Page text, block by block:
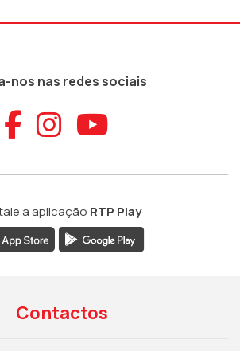
nos nas redes sociais
Aceder ao
Aceder ao
Aceder
a aplicação RTP Play
Contactos